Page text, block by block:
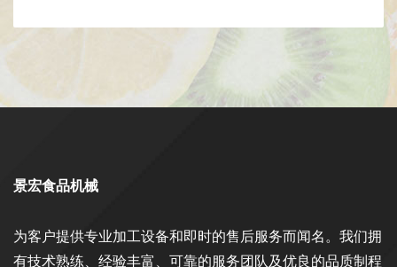
景宏食品机械
为客户提供专业加工设备和即时的售后服务而闻名。我们拥
有技术熟练、经验丰富、可靠的服务团队及优良的品质制程